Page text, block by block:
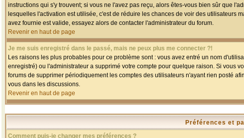
instructions qui s'y trouvent; si vous ne l'avez pas reçu, alors êtes-vous bien sûr que
lesquelles l'activation est utilisée, c'est de réduire les chances de voir des utilisateurs
avez fournie est valide, essayez alors de contacter l'administrateur du forum.
Revenir en haut de page
Je me suis enregistré dans le passé, mais ne peux plus me connecter ?!
Les raisons les plus probables pour ce problème sont : vous avez entré un nom
enregistré) ou l'administrateur a supprimé votre compte pour quelque raison. Si vous
forums de supprimer périodiquement les comptes des utilisateurs n'ayant rien posté
vous dans les discussions.
Revenir en haut de page
Préférences et
Comment puis-je changer mes préférences ?